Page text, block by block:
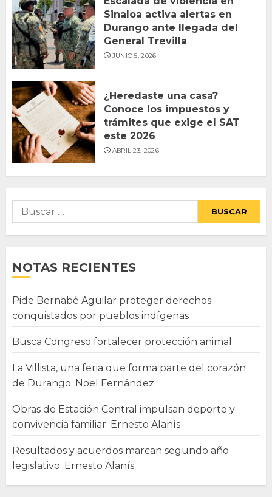
Sinaloa activa alertas en
Durango ante llegada del
General Trevilla
JUNIO 5, 2026
¿Heredaste una casa?
Conoce los impuestos y
trámites que exige el SAT
este 2026
ABRIL 23, 2026
Buscar:
NOTAS RECIENTES
Pide Bernabé Aguilar proteger derechos
conquistados por pueblos indígenas
Busca Congreso fortalecer protección animal
La Villista, una feria que forma parte del corazón
de Durango: Noel Fernández
Obras de Estación Central impulsan deporte y
convivencia familiar: Ernesto Alanís
Resultados y acuerdos marcan segundo año
legislativo: Ernesto Alanís